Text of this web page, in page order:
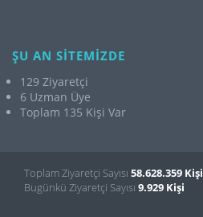
ŞU AN SİTEMİZDE
129 Ziyaretçi
6 Uzman Üye
Toplam 135 Kişi Var
Toplam Ziyaretçi Sayısı 58.628.359 Kişi
Bugünkü Ziyaretçi Sayısı 9.929 Kişi